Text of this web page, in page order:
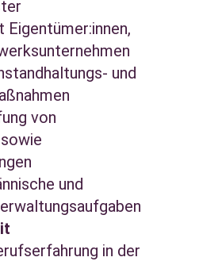
und
von
und
in der